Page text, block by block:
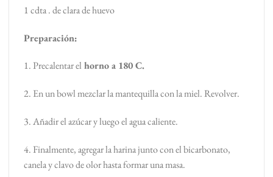
1 cdta . de clara de huevo
Preparación:
1. Precalentar el horno a 180 C.
2. En un bowl mezclar la mantequilla con la miel. Revolver.
3. Añadir el azúcar y luego el agua caliente.
4. Finalmente, agregar la harina junto con el bicarbonato,
canela y clavo de olor hasta formar una masa.